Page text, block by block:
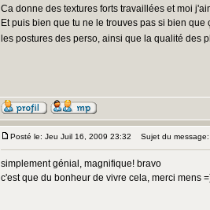
Ca donne des textures forts travaillées et moi
Et puis bien que tu ne le trouves pas si bien
les postures des perso, ainsi que la qualité des
Posté le: Jeu Juil 16, 2009 23:32 Sujet du message:
simplement génial, magnifique! bravo
c'est que du bonheur de vivre cela, merci mens